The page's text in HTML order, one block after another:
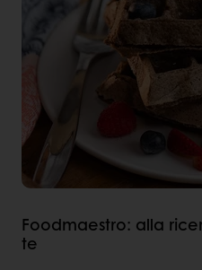
Foodmaestro: alla
te